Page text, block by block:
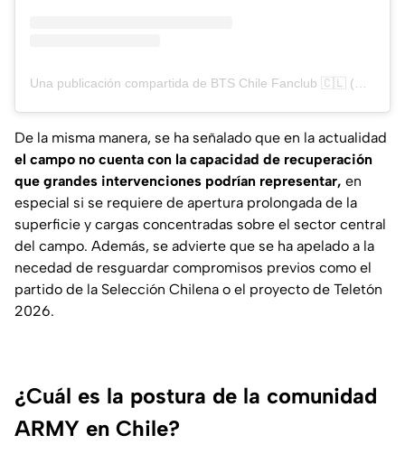
De la misma manera, se ha señalado que en la actualidad
el campo no cuenta con la capacidad de recuperación
que grandes intervenciones podrían representar, en
especial si se requiere de apertura prolongada de la
superficie y cargas concentradas sobre el sector central
del campo. Además, se advierte que se ha apelado a la
necedad de resguardar compromisos previos como el
partido de la Selección Chilena o el proyecto de Teletón
2026.
¿Cuál es la postura de la comunidad
ARMY en Chile?